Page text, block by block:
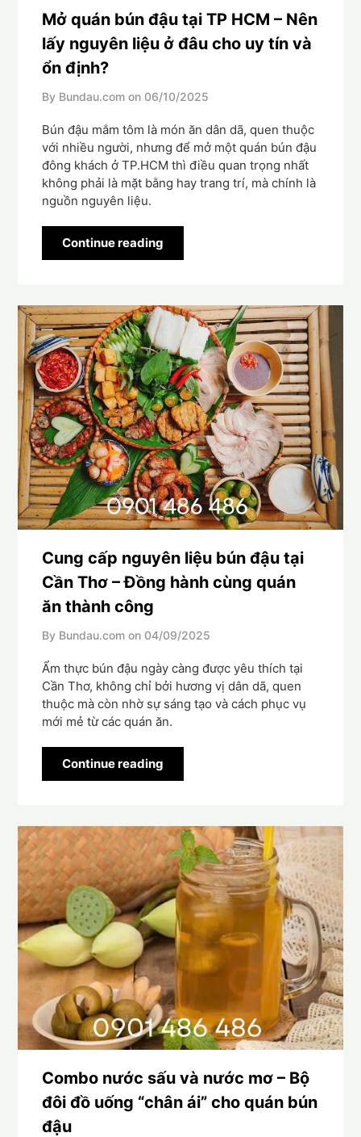
Mở quán bún đậu tại TP HCM – Nên
lấy nguyên liệu ở đâu cho uy tín và
ổn định?
By Bundau.com on 06/10/2025
Bún đậu mắm tôm là món ăn dân dã, quen thuộc
với nhiều người, nhưng để mở một quán bún đậu
đông khách ở TP.HCM thì điều quan trọng nhất
không phải là mặt bằng hay trang trí, mà chính là
nguồn nguyên liệu.
Continue reading
Cung cấp nguyên liệu bún đậu tại
Cần Thơ – Đồng hành cùng quán
ăn thành công
By Bundau.com on 04/09/2025
Ẩm thực bún đậu ngày càng được yêu thích tại
Cần Thơ, không chỉ bởi hương vị dân dã, quen
thuộc mà còn nhờ sự sáng tạo và cách phục vụ
mới mẻ từ các quán ăn.
Continue reading
Combo nước sấu và nước mơ – Bộ
đôi đồ uống “chân ái” cho quán bún
đậu